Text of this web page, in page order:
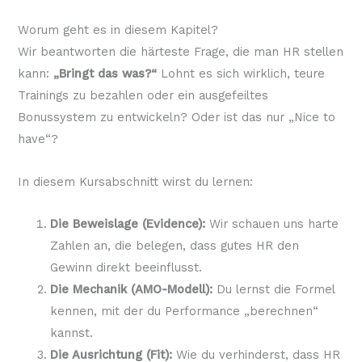
Worum geht es in diesem Kapitel?
Wir beantworten die härteste Frage, die man HR stellen
kann: „Bringt das was?“Lohnt es sich wirklich, teure
Trainings zu bezahlen oder ein ausgefeiltes
Bonussystem zu entwickeln? Oder ist das nur „Nice to
have“?
In diesem Kursabschnitt wirst du lernen:
Die Beweislage (Evidence):Wir schauen uns harte
Zahlen an, die belegen, dass gutes HR den
Gewinn direkt beeinflusst.
Die Mechanik (AMO-Modell):Du lernst die Formel
kennen, mit der du Performance „berechnen“
kannst.
Die Ausrichtung (Fit):Wie du verhinderst, dass HR